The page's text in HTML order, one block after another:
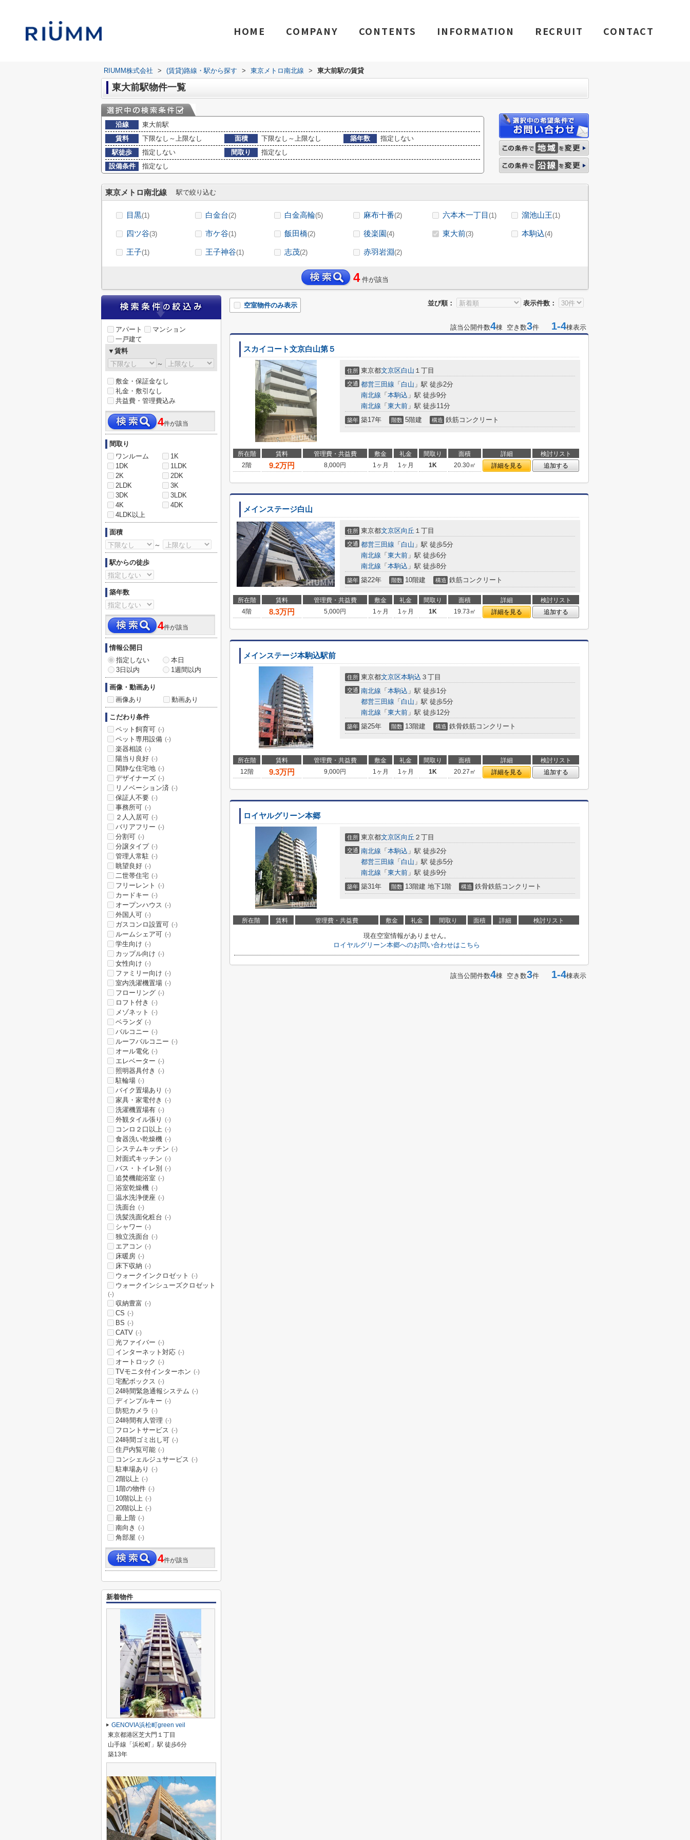
HOME COMPANY CONTENTS INFORMATION RECRUIT CONTACT
RIUMM株式会社 > (賃貸)路線・駅から探す > 東京メトロ南北線 > 東大前駅の賃貸
東大前駅物件一覧
沿線
東大前駅
賃料
下限なし～上限なし 面積 下限なし～上限なし 築年数
指定しない
駅徒歩
指定しない 間取り
指定なし
設備条件
指定なし
東京メトロ南北線 駅で絞り込む
目黒(1) 白金台(2) 白金高輪(5) 麻布十番(2) 六本木一丁目 (1) 溜池山王(1)
四ツ谷(3) 市ケ谷(1) 飯田橋(2) 後楽園(4) 東大前(3) 本駒込(4)
王子(1) 王子神谷(1) 志茂(2) 赤羽岩淵(2)
4 件が該当
並び順： 表示件数：
空室物件のみ表示
該当公開件数4棟 空き数3件 1-4棟表示
スカイコート文京白山第５
住所 東京都文京区白山 １丁目
交通 都営三田線 「 白山 」駅 徒歩2分
南北線 「 本駒込 」駅 徒歩9分
南北線 「 東大前 」駅 徒歩11分
築年 築17年 階数 5階建 構造 鉄筋コンクリート
所在階 賃料 管理費・共益費 敷金 礼金 間取り 面積 詳細
検討リスト
2階
9.2万円 8,000円 1ヶ月 1ヶ月 1K 20.30㎡ 詳細を見る 追加する
メインステージ白山
住所 東京都文京区向丘 １丁目
交通 都営三田線 「 白山 」駅 徒歩5分
南北線 「 東大前 」駅 徒歩6分
南北線 「 本駒込 」駅 徒歩8分
築年 築22年 階数 10階建 構造 鉄筋コンクリート
所在階 賃料 管理費・共益費 敷金 礼金 間取り 面積 詳細
検討リスト
4階
8.3万円 5,000円 1ヶ月 1ヶ月 1K 19.73㎡ 詳細を見る 追加する
メインステージ本駒込駅前
住所 東京都文京区本駒込 ３丁目
交通 南北線 「 本駒込 」駅 徒歩1分
都営三田線 「 白山 」駅 徒歩5分
南北線 「 東大前 」駅 徒歩12分
築年 築25年 階数 13階建 構造 鉄骨鉄筋コンクリート
所在階 賃料 管理費・共益費 敷金 礼金 間取り 面積 詳細
検討リスト
12階
9.3万円 9,000円 1ヶ月 1ヶ月 1K 20.27㎡ 詳細を見る 追加する
ロイヤルグリーン本郷
住所 東京都文京区向丘 ２丁目
交通 南北線 「 本駒込 」駅 徒歩2分
都営三田線 「 白山 」駅 徒歩5分
南北線 「 東大前 」駅 徒歩9分
築年 築31年 階数 13階建 地下1階 構造 鉄骨鉄筋コンクリート
所在階 賃料 管理費・共益費 敷金 礼金 間取り 面積 詳細 検討リスト
現在空室情報がありません。
ロイヤルグリーン本郷へのお問い合わせはこちら
該当公開件数4棟 空き数3件 1-4棟表示
アパート
マンション
一戸建て
▼賃料
～
敷金・保証金なし
礼金・敷引なし
共益費・管理費込み
4件が該当
間取り
ワンルーム
1K
1DK
1LDK
2K
2DK
2LDK
3K
3DK
3LDK
4K
4DK
4LDK以上
面積
～
駅からの徒歩
築年数
4件が該当
情報公開日
指定しない
本日
3日以内
1週間以内
画像・動画あり
画像あり
動画あり
こだわり条件
ペット飼育可 (-)
ペット専用設備 (-)
楽器相談 (-)
陽当り良好 (-)
閑静な住宅地 (-)
デザイナーズ (-)
リノベーション済 (-)
保証人不要 (-)
事務所可 (-)
２人入居可 (-)
バリアフリー (-)
分割可 (-)
分譲タイプ (-)
管理人常駐 (-)
眺望良好 (-)
二世帯住宅 (-)
フリーレント (-)
カードキー (-)
オープンハウス (-)
外国人可 (-)
ガスコンロ設置可 (-)
ルームシェア可 (-)
学生向け (-)
カップル向け (-)
女性向け (-)
ファミリー向け (-)
室内洗濯機置場 (-)
フローリング (-)
ロフト付き (-)
メゾネット (-)
ベランダ (-)
バルコニー (-)
ルーフバルコニー (-)
オール電化 (-)
エレベーター (-)
照明器具付き (-)
駐輪場 (-)
バイク置場あり (-)
家具・家電付き (-)
洗濯機置場有 (-)
外観タイル張り (-)
コンロ２口以上 (-)
食器洗い乾燥機 (-)
システムキッチン (-)
対面式キッチン (-)
バス・トイレ別 (-)
追焚機能浴室 (-)
浴室乾燥機 (-)
温水洗浄便座 (-)
洗面台 (-)
洗髪洗面化粧台 (-)
シャワー (-)
独立洗面台 (-)
エアコン (-)
床暖房 (-)
床下収納 (-)
ウォークインクロゼット (-)
ウォークインシューズクロゼット
(-)
収納豊富 (-)
CS (-)
BS (-)
CATV (-)
光ファイバー (-)
インターネット対応 (-)
オートロック (-)
TVモニタ付インターホン (-)
宅配ボックス (-)
24時間緊急通報システム (-)
ディンプルキー (-)
防犯カメラ (-)
24時間有人管理 (-)
フロントサービス (-)
24時間ゴミ出し可 (-)
住戸内覧可能 (-)
コンシェルジュサービス (-)
駐車場あり (-)
2階以上 (-)
1階の物件 (-)
10階以上 (-)
20階以上 (-)
最上階 (-)
南向き (-)
角部屋 (-)
4件が該当
新着物件
GENOVIA浜松町green veil
東京都港区芝大門１丁目
山手線「浜松町」駅 徒歩6分
築13年